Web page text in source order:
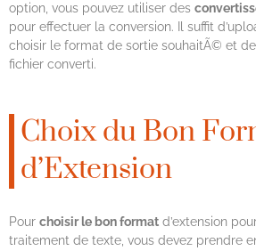
option, vous pouvez utiliser des
pour effectuer la conversion. Il suffit
choisir le format de sortie souhaitÃ© et
fichier converti.
Choix du Bon
d’Extension
Pour choisir le bon format d’extension
traitement de texte, vous devez prendre